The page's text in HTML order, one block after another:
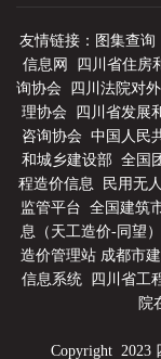
友情链接： 图集查询
信息网
四川省住房
询协会
四川法院对
理协会
四川省发展
咨询协会 中国人民
和城乡建设部 全国
程造价信息
民用无
监管平台 全国建筑
息（天工造价-同望）
造价管理站 成都市
信息系统
四川省工
院
Copyright 2023